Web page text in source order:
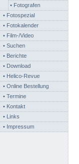
• Fotografen
• Fotospezial
• Fotokalender
• Film-/Video
• Suchen
• Berichte
• Download
• Helico-Revue
• Online Bestellung
• Termine
• Kontakt
• Links
• Impressum